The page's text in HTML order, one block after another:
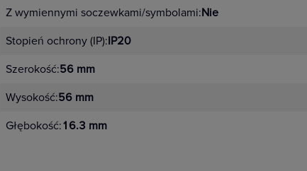
Z wymiennymi soczewkami/symbolami:Nie
Stopień ochrony (IP):IP20
Szerokość:56 mm
Wysokość:56 mm
Głębokość:16.3 mm